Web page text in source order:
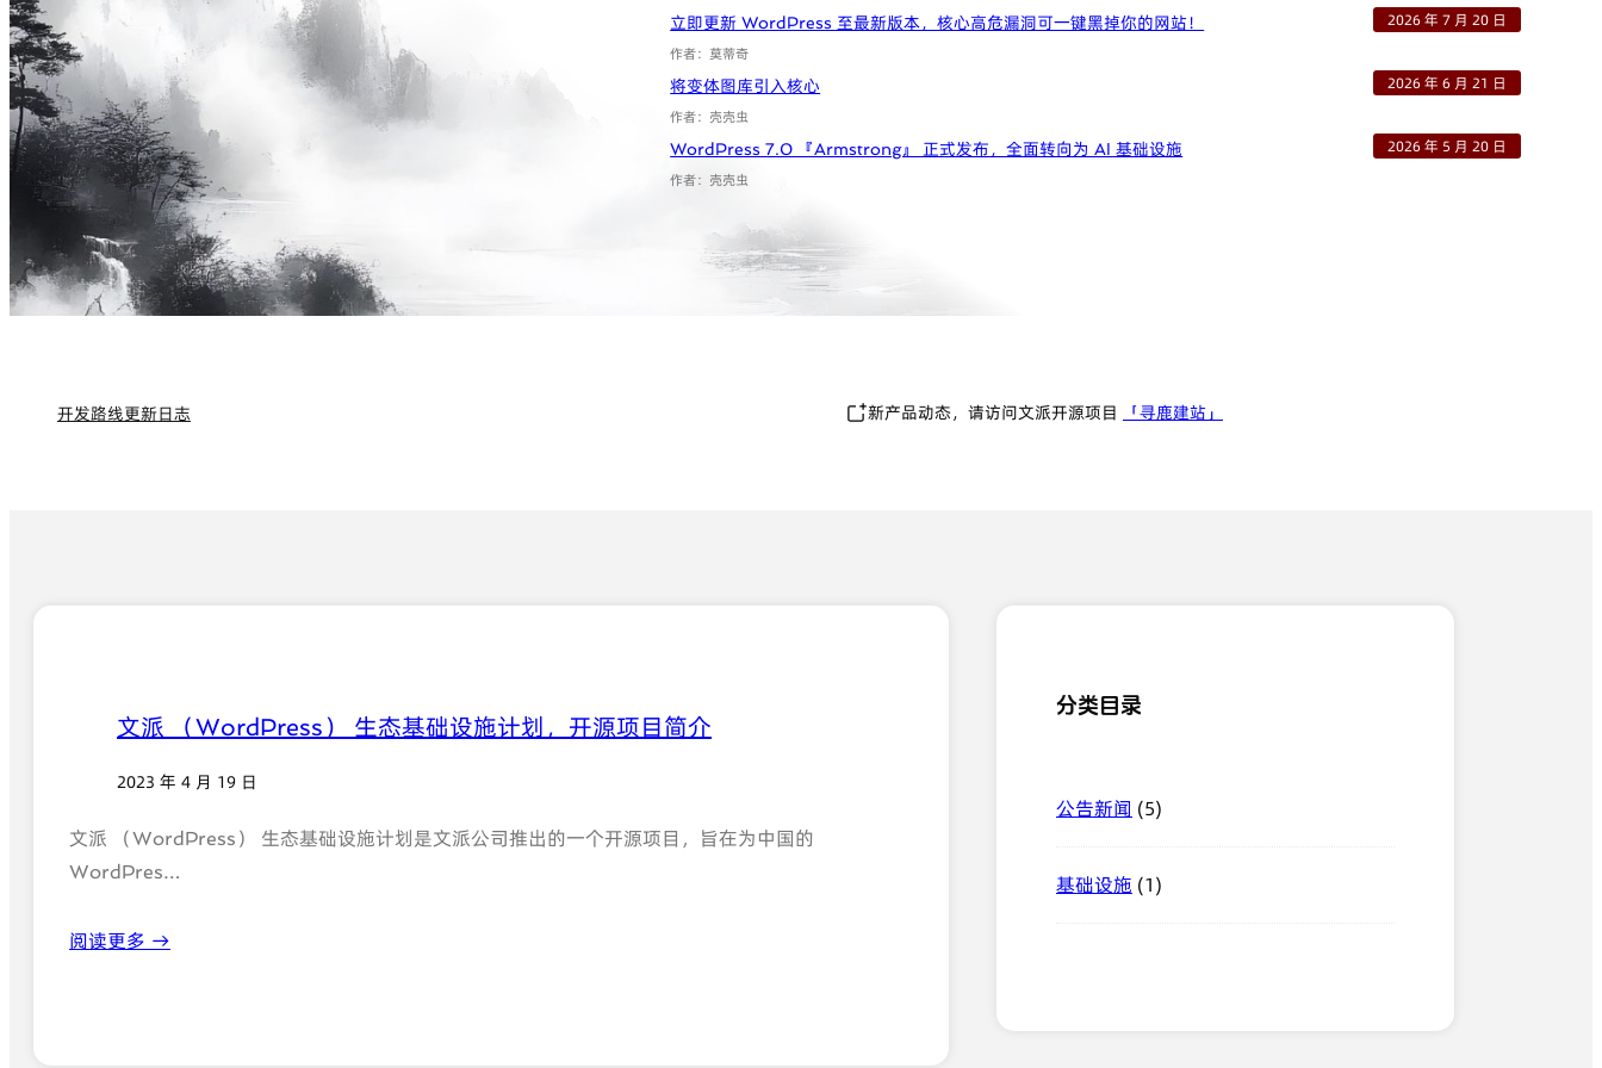
a
r
c
h
立即更新 WordPress 至最新版本，核心高危漏洞可一键黑掉你的网站！ 2026 年 7 月 20 日
作者：莫蒂奇
将变体图库引入核心
2026 年 6 月 21 日
作者：壳壳虫
WordPress 7.0 『Armstrong』 正式发布，全面转向为 AI 基础设施
2026 年 5 月 20 日
作者：壳壳虫
开发路线更新日志 新产品动态，请访问文派开源项目 「寻鹿建站」
文派 （WordPress） 生态基础设施计划，开源项目简介
2023 年 4 月 19 日
文派 （WordPress） 生态基础设施计划是文派公司推出的一个开源项目，旨在为中国的
WordPres…
阅读更多 →
分类目录
公告新闻 (5)
基础设施 (1)